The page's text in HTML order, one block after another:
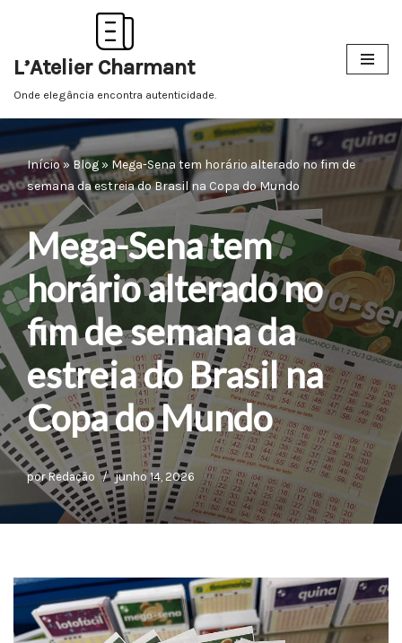
para
o
L’Atelier Charmant
Onde elegância encontra autenticidade.
Início» Blog » Mega-Sena tem horário alterado no fim de
semana da estreia do Brasil na Copa do Mundo
Mega-Sena tem
horário alterado no
fim de semana da
estreia do Brasil na
Copa do Mundo
porRedação junho 14, 2026